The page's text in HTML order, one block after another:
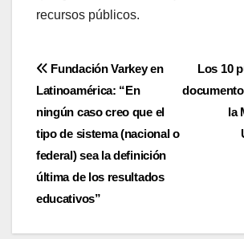
recursos públicos.
Navegación
de
entradas
Los 10
la
Fundación Varkey en
Latinoamérica: “En
ningún caso creo que el
tipo de sistema (nacional o
federal) sea la definición
última de los resultados
educativos”